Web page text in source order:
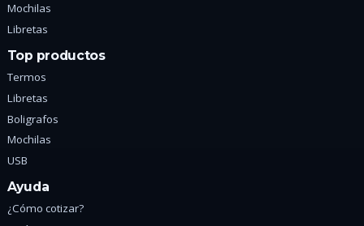
Mochilas
Libretas
Top productos
Termos
Libretas
Boligrafos
Mochilas
USB
Ayuda
¿Cómo cotizar?